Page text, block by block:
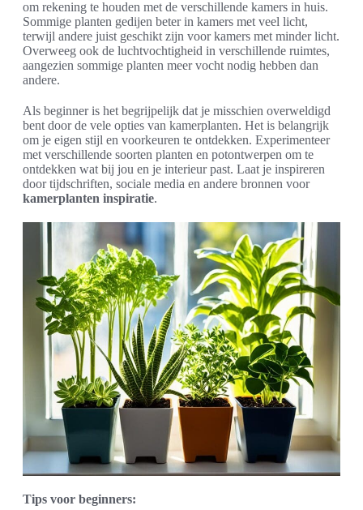
om rekening te houden met de verschillende kamers in huis.
Sommige planten gedijen beter in kamers met veel licht,
terwijl andere juist geschikt zijn voor kamers met minder licht.
Overweeg ook de luchtvochtigheid in verschillende ruimtes,
aangezien sommige planten meer vocht nodig hebben dan
andere.
Als beginner is het begrijpelijk dat je misschien overweldigd
bent door de vele opties van kamerplanten. Het is belangrijk
om je eigen stijl en voorkeuren te ontdekken. Experimenteer
met verschillende soorten planten en potontwerpen om te
ontdekken wat bij jou en je interieur past. Laat je inspireren
door tijdschriften, sociale media en andere bronnen voor
kamerplanten inspiratie.
Tips voor beginners: